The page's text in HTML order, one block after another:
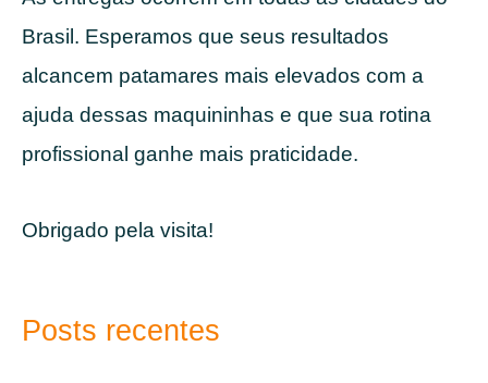
Brasil. Esperamos que seus resultados
alcancem patamares mais elevados com a
ajuda dessas maquininhas e que sua rotina
profissional ganhe mais praticidade.
Obrigado pela visita!
Posts recentes